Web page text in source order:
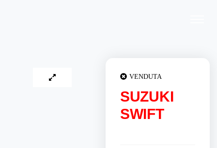
VENDUTA
SUZUKI
SWIFT